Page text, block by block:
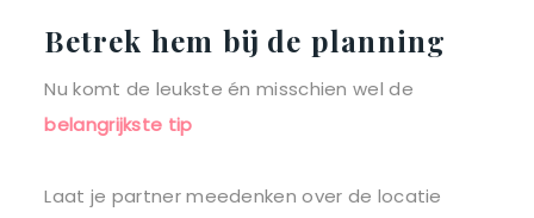
Betrek hem bij de planning
Nu komt de leukste én misschien wel de
belangrijkste tip
Laat je partner meedenken over de locatie